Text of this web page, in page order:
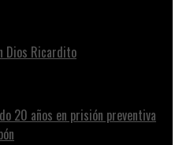
Dios Ricardito
20 años en prisión preventiva